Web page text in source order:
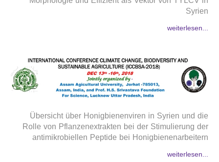
Syrien
weiterlesen...
Übersicht über Honigbienenviren in Syrien und die
Rolle von Pflanzenextrakten bei der Stimulierung der
antimikrobiellen Peptide bei Honigbienenarbeitern
weiterlesen...